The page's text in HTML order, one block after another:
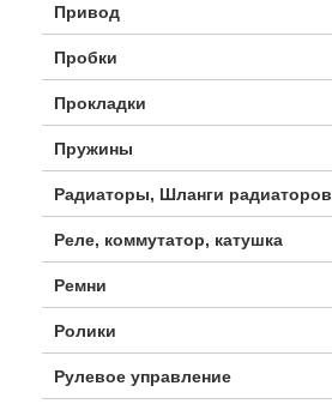
Привод
Пробки
Прокладки
Пружины
Радиаторы, Шланги радиаторов
Реле, коммутатор, катушка
Ремни
Ролики
Рулевое управление